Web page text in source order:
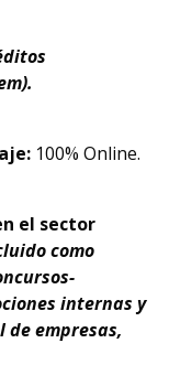
100% Online.
el sector
como
internas y
de empresas,